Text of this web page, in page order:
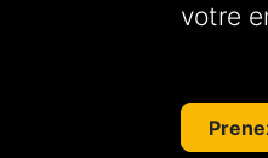
votre